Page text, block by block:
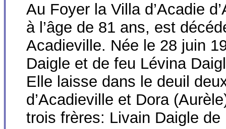
Au Foyer la Villa d’Acadie
à l’âge de 81 ans, est
Acadieville. Née le 28 juin
Daigle et de feu Lévina
Elle laisse dans le deuil
d’Acadieville et Dora
trois frères: Livain Daigle